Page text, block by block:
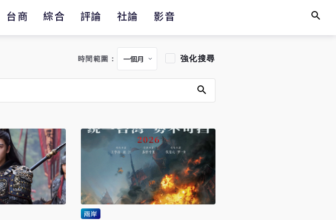
台商 綜合 評論 社論 影音
時間範圍： 強化搜尋
兩岸